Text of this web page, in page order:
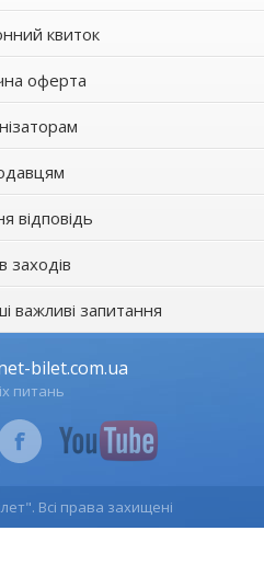
квиток
оферта
відповідь
заходів
важливі запитання
bilet.com.ua
питань
Всі права захищені